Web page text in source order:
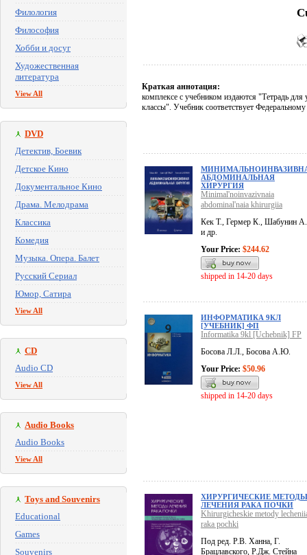
Филология
Философия
Хобби и досуг
Художественная
литература
View All
DVD
Детектив, Боевик
Детское Кино
Документальное Кино
Драма. Мелодрама
Классика
Комедия
Музыка. Опера. Балет
Русский Сериал
Юмор, Сатира
View All
CD
Audio CD
View All
Audio Books
Audio Books
View All
Toys and Souvenirs
Educational
Games
Souvenirs
Краткая аннотация:
комплексе с учебником издаются "Тетрадь
классы". Учебник соответствует
АБДОМИНАЛЬНАЯ
ХИРУРГИЯ
Minimal'noinvazivnaia
abdominal'naia khirurgiia
Кек Т., Гермер К., Шабунин
и др.
Your Price: $244.62
shipped in 14-20 days
ИНФОРМАТИКА 9КЛ
[УЧЕБНИК] ФП
Informatika 9kl [Uchebnik] FP
Босова Л.Л., Босова А.Ю.
Your Price: $50.96
shipped in 14-20 days
ХИРУРГИЧЕСКИЕ МЕТОДЫ
ЛЕЧЕНИЯ РАКА ПОЧКИ
Khirurgicheskie metody
raka pochki
Под ред. Р.В. Ханна, Г.
Брацлавского, Р.Дж. Стейна